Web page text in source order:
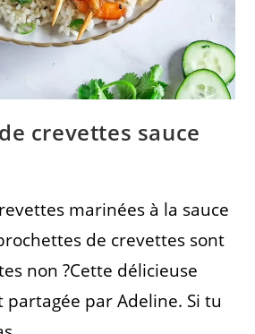
crevettes sauce
marinées à la sauce
de crevettes sont
non ?Cette délicieuse
partagée par Adeline. Si tu